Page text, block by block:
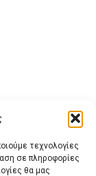
τεχνολογίες
σε πληροφορίες
θα μας